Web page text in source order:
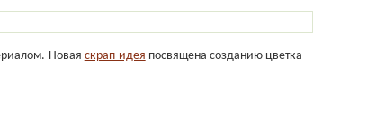
Новая скрап-идея посвящена созданию цветка